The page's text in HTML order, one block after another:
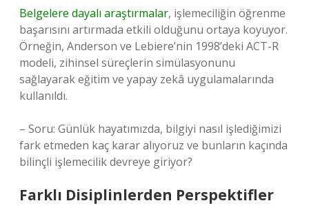
Belgelere dayalı araştırmalar, işlemeciliğin öğrenme
başarısını artırmada etkili olduğunu ortaya koyuyor.
Örneğin, Anderson ve Lebiere’nin 1998’deki ACT-R
modeli, zihinsel süreçlerin simülasyonunu
sağlayarak eğitim ve yapay zekâ uygulamalarında
kullanıldı.
– Soru: Günlük hayatımızda, bilgiyi nasıl işlediğimizi
fark etmeden kaç karar alıyoruz ve bunların kaçında
bilinçli işlemecilik devreye giriyor?
Farklı Disiplinlerden Perspektifler